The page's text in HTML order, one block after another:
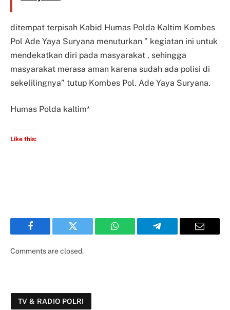
ditempat terpisah Kabid Humas Polda Kaltim Kombes
Pol Ade Yaya Suryana menuturkan ” kegiatan ini untuk
mendekatkan diri pada masyarakat , sehingga
masyarakat merasa aman karena sudah ada polisi di
sekelilingnya” tutup Kombes Pol. Ade Yaya Suryana.
Humas Polda kaltim*
Like this:
Facebook Twitter WhatsApp Telegram Email
Comments are closed.
TV & RADIO POLRI